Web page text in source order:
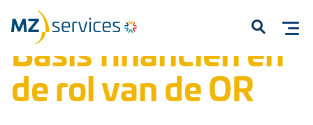
Home Trainingen Open inschrijvingen Basis financiën en de rol van de OR
Basis financiën en
de rol van de OR